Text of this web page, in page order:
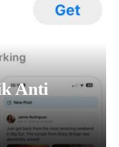
Anti